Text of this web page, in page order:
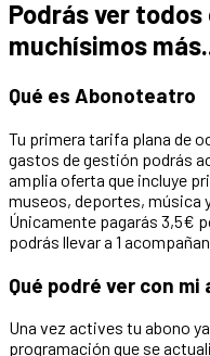
Podrás ver
muchísimos
Qué es Abonoteatro
Tu primera tarifa plana de
gastos de gestión podrás
amplia oferta que incluye
museos, deportes, música
Únicamente pagarás 3,5€
podrás llevar a 1
Qué podré ver con mi
Una vez actives tu abono
programación que se